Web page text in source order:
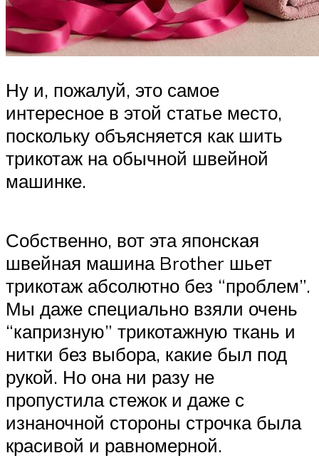
Ну и, пожалуй, это самое
интересное в этой статье место,
поскольку объясняется как шить
трикотаж на обычной швейной
машинке.
Собственно, вот эта японская
швейная машина Brother шьет
трикотаж абсолютно без “проблем”.
Мы даже специально взяли очень
“капризную” трикотажную ткань и
нитки без выбора, какие был под
рукой. Но она ни разу не
пропустила стежок и даже с
изнаночной стороны строчка была
красивой и равномерной.